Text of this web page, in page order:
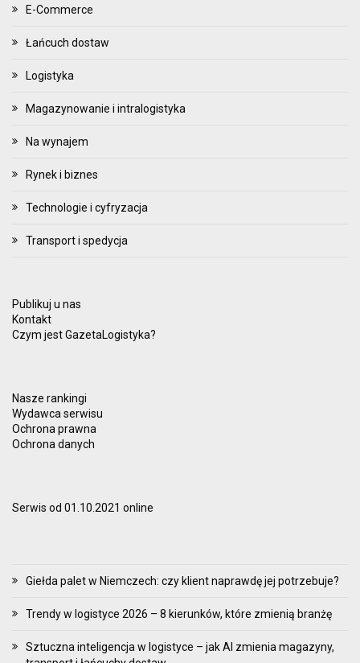
E-Commerce
Łańcuch dostaw
Logistyka
Magazynowanie i intralogistyka
Na wynajem
Rynek i biznes
Technologie i cyfryzacja
Transport i spedycja
Publikuj u nas
Kontakt
Czym jest GazetaLogistyka?
Nasze rankingi
Wydawca serwisu
Ochrona prawna
Ochrona danych
Serwis od 01.10.2021 online
Giełda palet w Niemczech: czy klient naprawdę jej potrzebuje?
Trendy w logistyce 2026 – 8 kierunków, które zmienią branżę
Sztuczna inteligencja w logistyce – jak AI zmienia magazyny,